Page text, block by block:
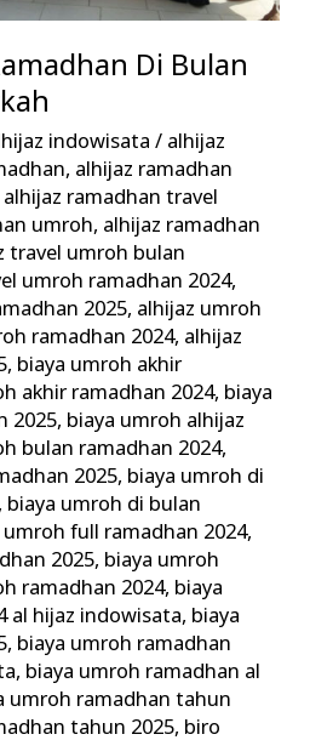
Di Bulan
indowisata/ alhijaz
, alhijaz ramadhan
alhijaz ramadhan travel
umroh, alhijaz ramadhan
travel umroh bulan
umroh ramadhan 2024,
2025, alhijaz umroh
ramadhan 2024, alhijaz
, biaya umroh akhir
akhir ramadhan 2024, biaya
2025, biaya umroh alhijaz
bulan ramadhan 2024,
2025, biaya umroh di
biaya umroh di bulan
umroh full ramadhan 2024,
2025, biaya umroh
ramadhan 2024, biaya
al hijaz indowisata, biaya
, biaya umroh ramadhan
, biaya umroh ramadhan al
umroh ramadhan tahun
tahun 2025, biro